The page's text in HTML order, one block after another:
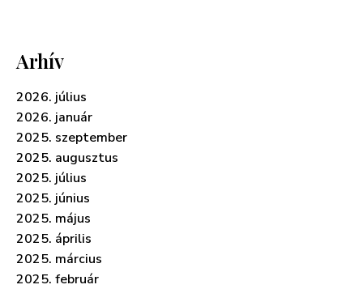
Arhív
2026. július
2026. január
2025. szeptember
2025. augusztus
2025. július
2025. június
2025. május
2025. április
2025. március
2025. február